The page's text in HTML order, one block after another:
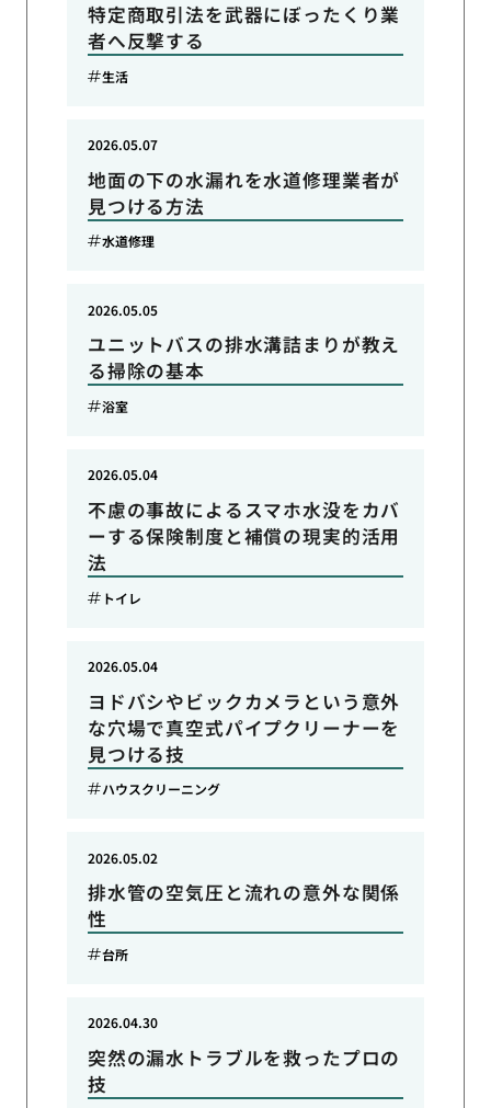
特定商取引法を武器にぼったくり業
者へ反撃する
生活
地面の下の水漏れを水道修理業者が
見つける方法
2026.05.07
水道修理
ユニットバスの排水溝詰まりが教え
る掃除の基本
2026.05.05
浴室
不慮の事故によるスマホ水没をカバ
ーする保険制度と補償の現実的活用
法
2026.05.04
トイレ
ヨドバシやビックカメラという意外
な穴場で真空式パイプクリーナーを
見つける技
2026.05.04
ハウスクリーニング
排水管の空気圧と流れの意外な関係
性
2026.05.02
台所
突然の漏水トラブルを救ったプロの
技
2026.04.30